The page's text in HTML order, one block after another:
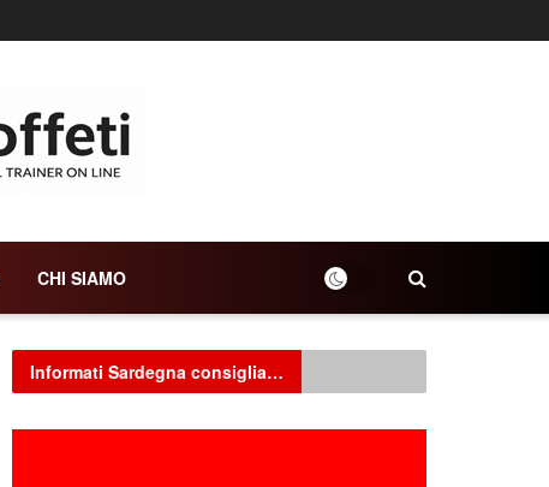
CHI SIAMO
Informati Sardegna consiglia…